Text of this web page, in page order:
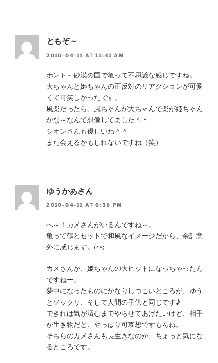
ともぞ～
2010-04-11 AT 11:41 AM
ホント～砂漠の国で亀って不思議な感じですね。
大ちゃんと姫ちゃんの正反対のリアクションが可愛
くて可笑しかったです。
風楽だったら、風ちゃんが大ちゃんで楽が姫ちゃん
かな～なんて想像してました＾＾
シオンさんも優しいね＾＾
また会えるかもしれないですね（笑）
ゆうかあさん
2010-04-11 AT 6:38 PM
へ～！カメさんがいるんですね～。
亀って鶴とセットで和風なイメージだから、余計意
外に感じます。(^^;
カメさんが、姫ちゃんの大ヒットになっちゃったん
ですねー。
夢中になったものにかなりしつこいところが、ゆう
とソックリ、そして人間の子供と同じです♪
できれば気が済むまでやらせてあげたいけど、相手
が生き物だと、やっぱり可哀想ですもんね。
そちらのカメさんも長生きなのか、ちょっと気にな
るところです。